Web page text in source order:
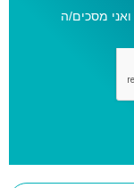
ואני מסכים/ה